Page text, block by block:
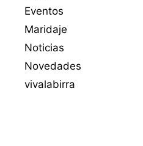
Eventos
Maridaje
Noticias
Novedades
vivalabirra